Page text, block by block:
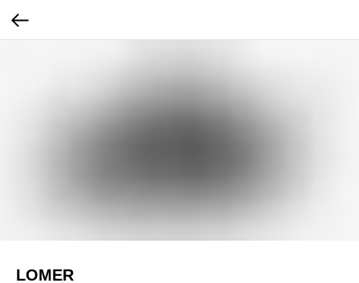
LOMER